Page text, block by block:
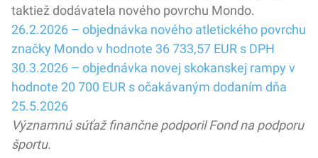
taktiež dodávatela nového povrchu Mondo.
26.2.2026 – objednávka nového atletického povrchu
značky Mondo v hodnote 36 733,57 EUR s DPH
30.3.2026 – objednávka novej skokanskej rampy v
hodnote 20 700 EUR s očakávaným dodaním dňa
25.5.2026
Významnú súťaž finančne podporil Fond na podporu
športu.